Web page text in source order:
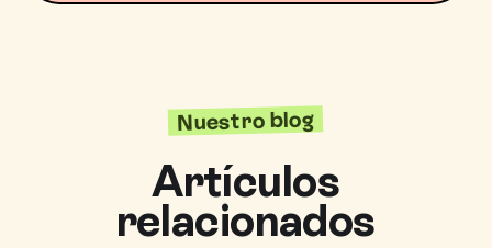
Nuestro blog
Artículos
relacionados